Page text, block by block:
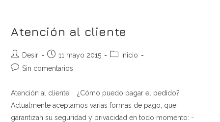
Atención al cliente
Autor
de
Desir
Publicación
11 mayo 2015
Categoría
Inicio
Comentarios
Sin comentarios
Atención al cliente ¿Cómo puedo pagar el pedido?
Actualmente aceptamos varias formas de pago, que
garantizan su seguridad y privacidad en todo momento: -